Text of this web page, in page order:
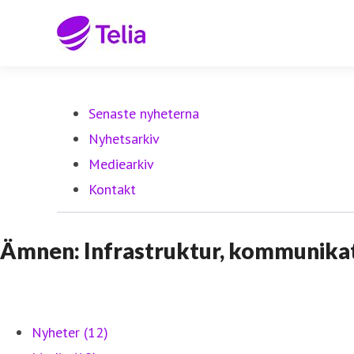
Senaste nyheterna
Nyhetsarkiv
Mediearkiv
Kontakt
Ämnen: Infrastruktur,
Nyheter (12)